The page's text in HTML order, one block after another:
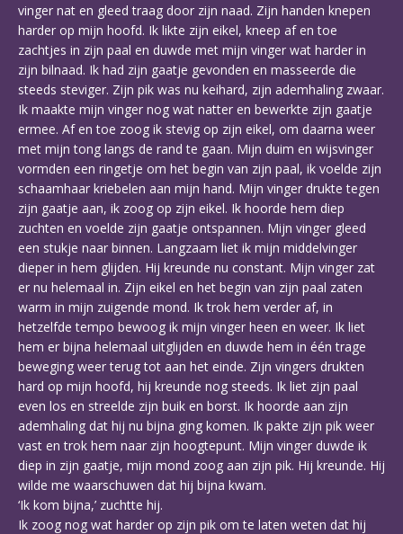
vinger nat en gleed traag door zijn naad. Zijn handen knepen
harder op mijn hoofd. Ik likte zijn eikel, kneep af en toe
zachtjes in zijn paal en duwde met mijn vinger wat harder in
zijn bilnaad. Ik had zijn gaatje gevonden en masseerde die
steeds steviger. Zijn pik was nu keihard, zijn ademhaling zwaar.
Ik maakte mijn vinger nog wat natter en bewerkte zijn gaatje
ermee. Af en toe zoog ik stevig op zijn eikel, om daarna weer
met mijn tong langs de rand te gaan. Mijn duim en wijsvinger
vormden een ringetje om het begin van zijn paal, ik voelde zijn
schaamhaar kriebelen aan mijn hand. Mijn vinger drukte tegen
zijn gaatje aan, ik zoog op zijn eikel. Ik hoorde hem diep
zuchten en voelde zijn gaatje ontspannen. Mijn vinger gleed
een stukje naar binnen. Langzaam liet ik mijn middelvinger
dieper in hem glijden. Hij kreunde nu constant. Mijn vinger zat
er nu helemaal in. Zijn eikel en het begin van zijn paal zaten
warm in mijn zuigende mond. Ik trok hem verder af, in
hetzelfde tempo bewoog ik mijn vinger heen en weer. Ik liet
hem er bijna helemaal uitglijden en duwde hem in één trage
beweging weer terug tot aan het einde. Zijn vingers drukten
hard op mijn hoofd, hij kreunde nog steeds. Ik liet zijn paal
even los en streelde zijn buik en borst. Ik hoorde aan zijn
ademhaling dat hij nu bijna ging komen. Ik pakte zijn pik weer
vast en trok hem naar zijn hoogtepunt. Mijn vinger duwde ik
diep in zijn gaatje, mijn mond zoog aan zijn pik. Hij kreunde. Hij
wilde me waarschuwen dat hij bijna kwam.
‘Ik kom bijna,’ zuchtte hij.
Ik zoog nog wat harder op zijn pik om te laten weten dat hij